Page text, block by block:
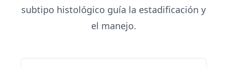
subtipo histológico guía la estadificación y
el manejo.